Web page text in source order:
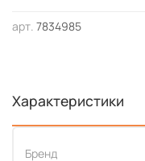
арт. 7834985
Характеристики
Бренд